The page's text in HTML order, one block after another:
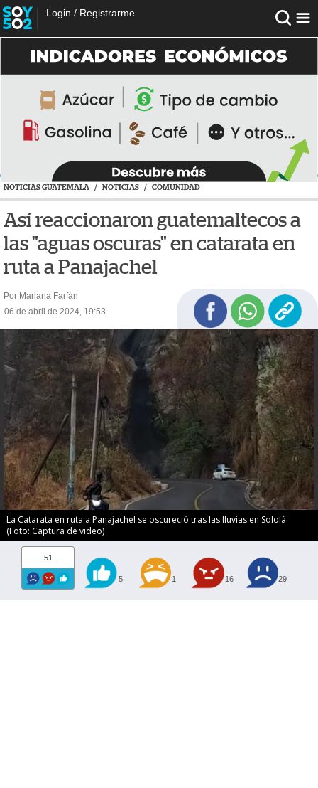
Login / Registrarme
NOTICIAS GUATEMALA / NOTICIAS / COMUNIDAD
Así reaccionaron guatemaltecos a
las "aguas oscuras" en catarata en
ruta a Panajachel
Por Mariana Farfán
06 de abril de 2024, 19:53
La Catarata en ruta a Panajachel se oscureció tras las lluvias en Sololá.
(Foto: Captura de video)
51
5 1 16 29